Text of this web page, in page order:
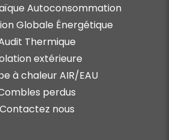
Autoconsommation
Globale Énergétique
Thermique
extérieure
à chaleur AIR/EAU
perdus
Contactez nous